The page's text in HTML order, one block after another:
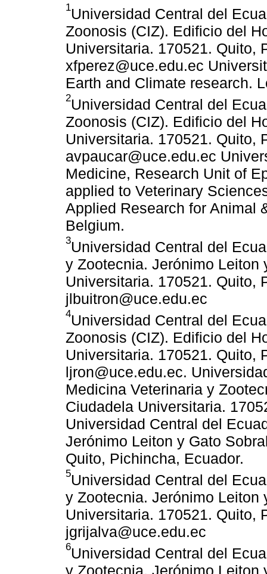
1Universidad Central del
Zoonosis (CIZ). Edificio del
Universitaria. 170521. Quito,
xfperez@uce.edu.ec
Earth and Climate research.
2Universidad Central del
Zoonosis (CIZ). Edificio del
Universitaria. 170521. Quito,
avpaucar@uce.edu.ec
Medicine, Research Unit of
applied to Veterinary
Applied Research for Animal
Belgium.
3Universidad Central del
y Zootecnia. Jerónimo Leiton
Universitaria. 170521. Quito,
jlbuitron@uce.edu.ec
4Universidad Central del
Zoonosis (CIZ). Edificio del
Universitaria. 170521. Quito,
ljron@uce.edu.ec.
Medicina Veterinaria y
Ciudadela Universitaria.
Universidad Central del
Jerónimo Leiton y Gato
Quito, Pichincha, Ecuador.
5Universidad Central del
y Zootecnia. Jerónimo Leiton
Universitaria. 170521. Quito,
jgrijalva@uce.edu.ec
6Universidad Central del
y Zootecnia. Jerónimo Leiton